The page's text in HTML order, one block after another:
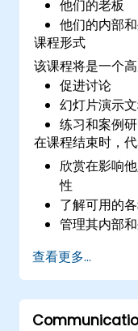
他们的老板
他们的内部
课程形式
该课程将是一个
促进讨论
幻灯片演示
练习和案例
在课程结束时，
欣赏在影响
性
了解可用的
管理其内部
况
查看更多...